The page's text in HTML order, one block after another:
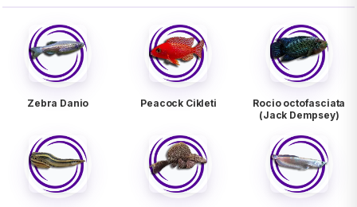
Zebra Danio Peacock Cikleti
Rocio octofasciata
(Jack Dempsey)